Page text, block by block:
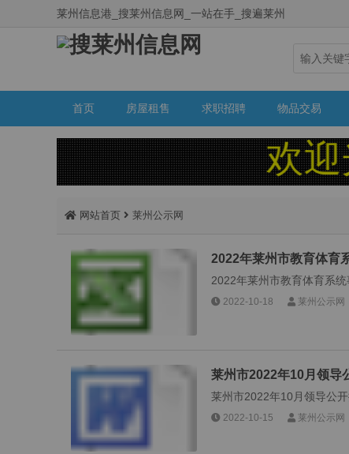
莱州信息港_搜莱州信息网_一站在手_搜遍莱州
首页 房屋租售 求职招聘 物品交易
欢迎光
网站首页 莱州公示网
2022年莱州市教育体育
2022年莱州市教育体育系
2022-10-18 莱州公示网
莱州市2022年10月领导
莱州市2022年10月领导公
2022-10-15 莱州公示网